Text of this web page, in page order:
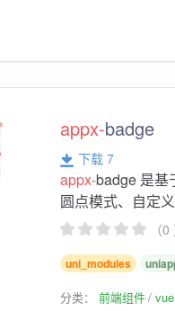
appx-badge
下载 7
appx-badge 是
圆点模式、自定
（
uni_modules
分类：前端组件